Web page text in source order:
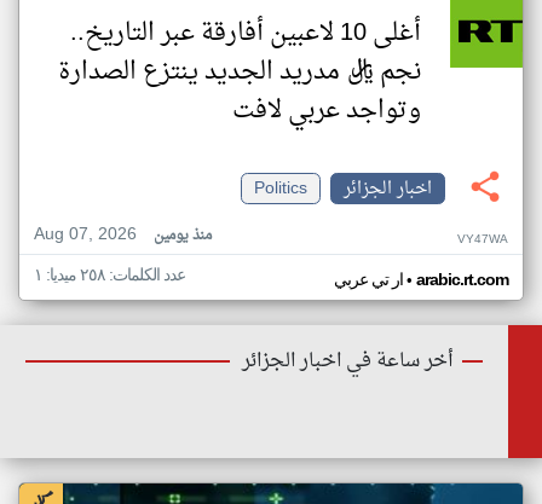
أغلى 10 لاعبين أفارقة عبر التاريخ..
نجم ريال مدريد الجديد ينتزع الصدارة
وتواجد عربي لافت
اخبار الجزائر
Politics
Aug 07, 2026
منذ يومين VY47WA
ار تي عربي• arabic.rt.com عدد الكلمات: ٢٥٨ ميديا: ١
أخر ساعة في اخبار الجزائر